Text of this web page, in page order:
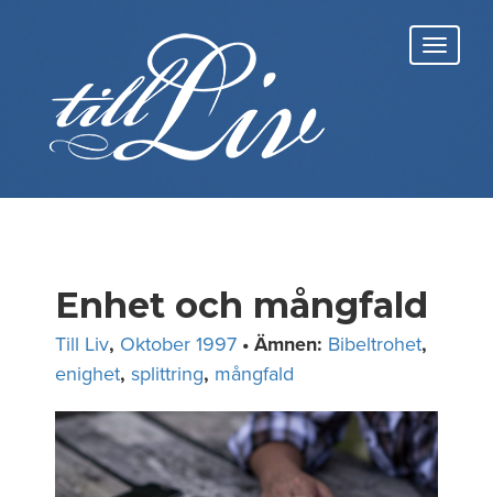
Enhet och mångfald
Till Liv, Oktober 1997 • Ämnen: Bibeltrohet,
enighet, splittring, mångfald